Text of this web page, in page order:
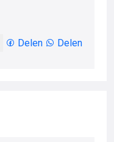
Delen Delen